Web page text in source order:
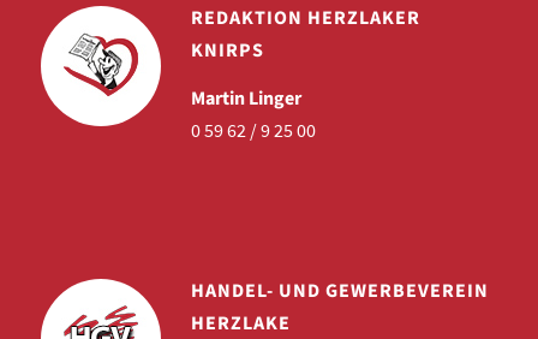
REDAKTION HERZLAKER
KNIRPS
Martin Linger
0 59 62 / 9 25 00
HANDEL- UND GEWERBEVEREIN
HERZLAKE